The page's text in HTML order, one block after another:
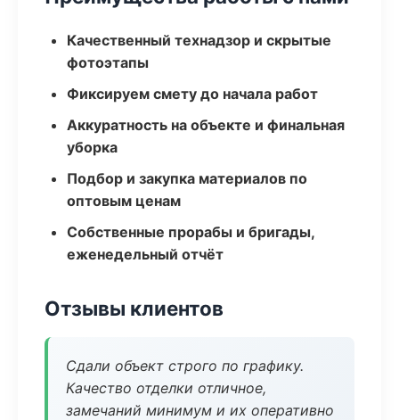
Качественный технадзор и скрытые
фотоэтапы
Фиксируем смету до начала работ
Аккуратность на объекте и финальная
уборка
Подбор и закупка материалов по
оптовым ценам
Собственные прорабы и бригады,
еженедельный отчёт
Отзывы клиентов
Сдали объект строго по графику.
Качество отделки отличное,
замечаний минимум и их оперативно